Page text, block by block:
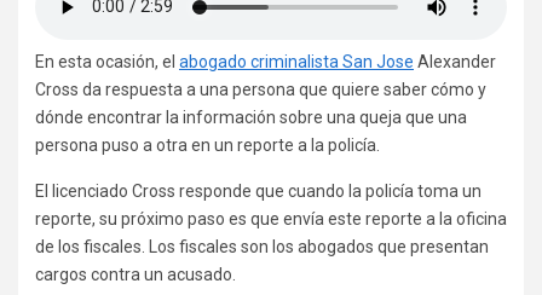
En esta ocasión, el abogado criminalista San Jose Alexander
Cross da respuesta a una persona que quiere saber cómo y
dónde encontrar la información sobre una queja que una
persona puso a otra en un reporte a la policía.
El licenciado Cross responde que cuando la policía toma un
reporte, su próximo paso es que envía este reporte a la oficina
de los fiscales. Los fiscales son los abogados que presentan
cargos contra un acusado.